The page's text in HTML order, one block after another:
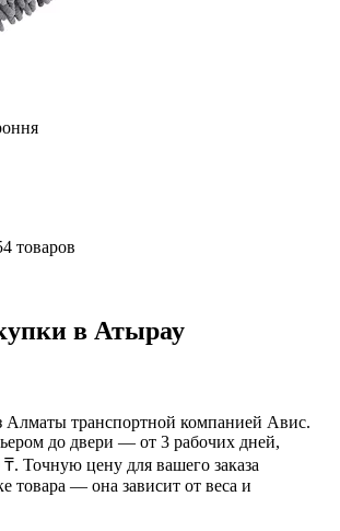
товаров
в Атырау
Алматы транспортной компанией Авис.
до двери — от 3 рабочих дней,
₸. Точную цену для вашего заказа
товара — она зависит от веса и